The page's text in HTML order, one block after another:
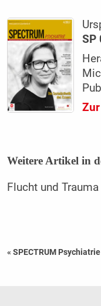
SP
Weitere Artikel in
Flucht und Trauma
« SPECTRUM Psychiatrie